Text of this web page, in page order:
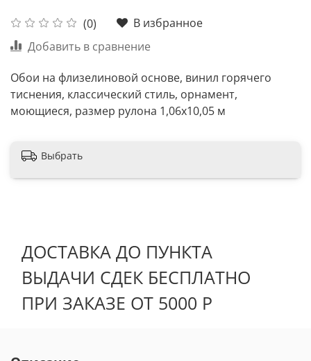
(0)
В избранное
Добавить в сравнение
Обои на флизелиновой основе, винил горячего
тиснения, классический стиль, орнамент,
моющиеся, размер рулона 1,06х10,05 м
Выбрать
ДОСТАВКА ДО ПУНКТА
ВЫДАЧИ СДЕК БЕСПЛАТНО
ПРИ ЗАКАЗЕ ОТ 5000 Р